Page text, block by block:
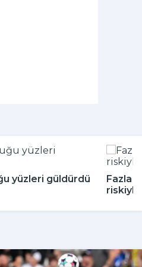
yüzleri güldürdü
Fazla